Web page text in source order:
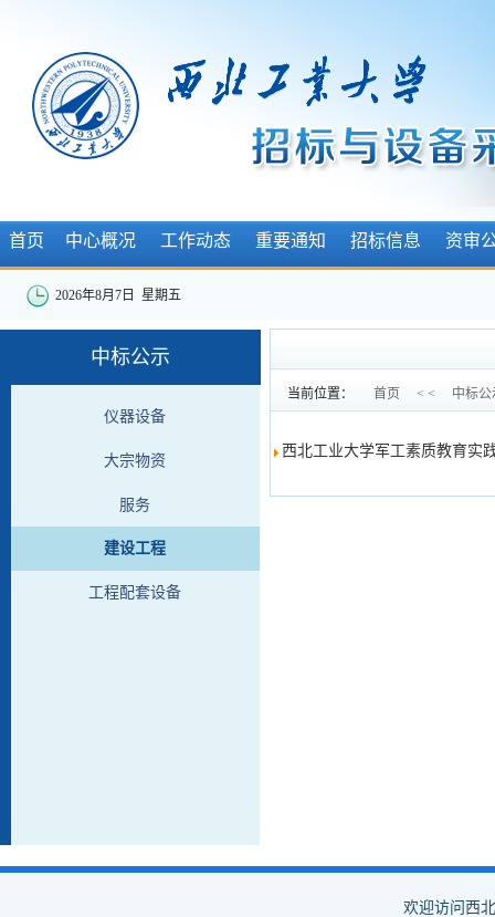
首页 中心概况 工作动态 重要通知 招标信息 资审
2026年8月7日 星期五
中标公示
仪器设备
大宗物资
服务
建设工程
工程配套设备
当前位置： 首页 < < 中标公
西北工业大学军工素质教育实
欢迎访问西